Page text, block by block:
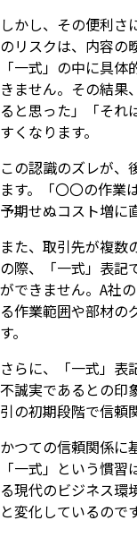
しかし、その便利さ
のリスクは、内容の
「一式」の中に具
きません。その結果
ると思った」「それ
すくなります。
この認識のズレが、
ます。「〇〇の作業
予期せぬコスト増に
また、取引先が複数
の際、「一式」表記
ができません。A社
る作業範囲や部材の
す。
さらに、「一式」表
不誠実であるとの印
引の初期段階で信頼
かつての信頼関係に
「一式」という慣
る現代のビジネス環
と変化しているのです